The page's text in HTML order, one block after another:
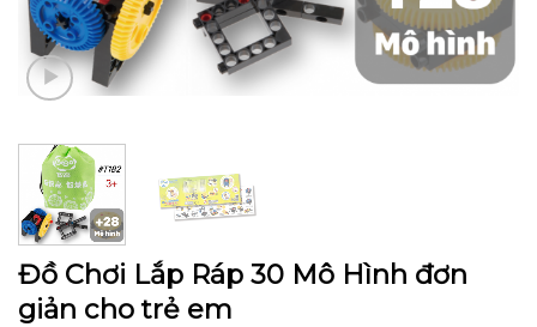
Đồ Chơi Lắp Ráp 30 Mô Hình đơn
giản cho trẻ em